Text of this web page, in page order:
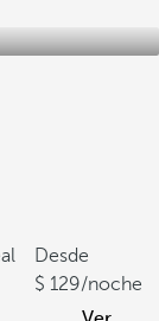
Desde
129/noche